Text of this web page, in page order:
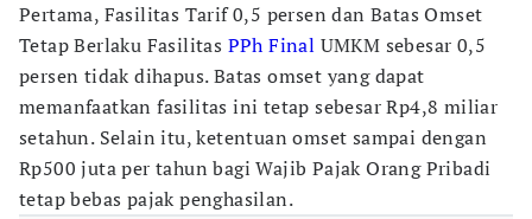
Pertama, Fasilitas Tarif 0,5 persen dan Batas Omset
Tetap Berlaku Fasilitas PPh Final UMKM sebesar 0,5
persen tidak dihapus. Batas omset yang dapat
memanfaatkan fasilitas ini tetap sebesar Rp4,8 miliar
setahun. Selain itu, ketentuan omset sampai dengan
Rp500 juta per tahun bagi Wajib Pajak Orang Pribadi
tetap bebas pajak penghasilan.